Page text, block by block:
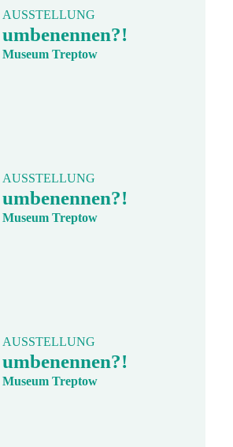
AUSSTELLUNG
umbenennen?!
Museum Treptow
AUSSTELLUNG
umbenennen?!
Museum Treptow
AUSSTELLUNG
umbenennen?!
Museum Treptow